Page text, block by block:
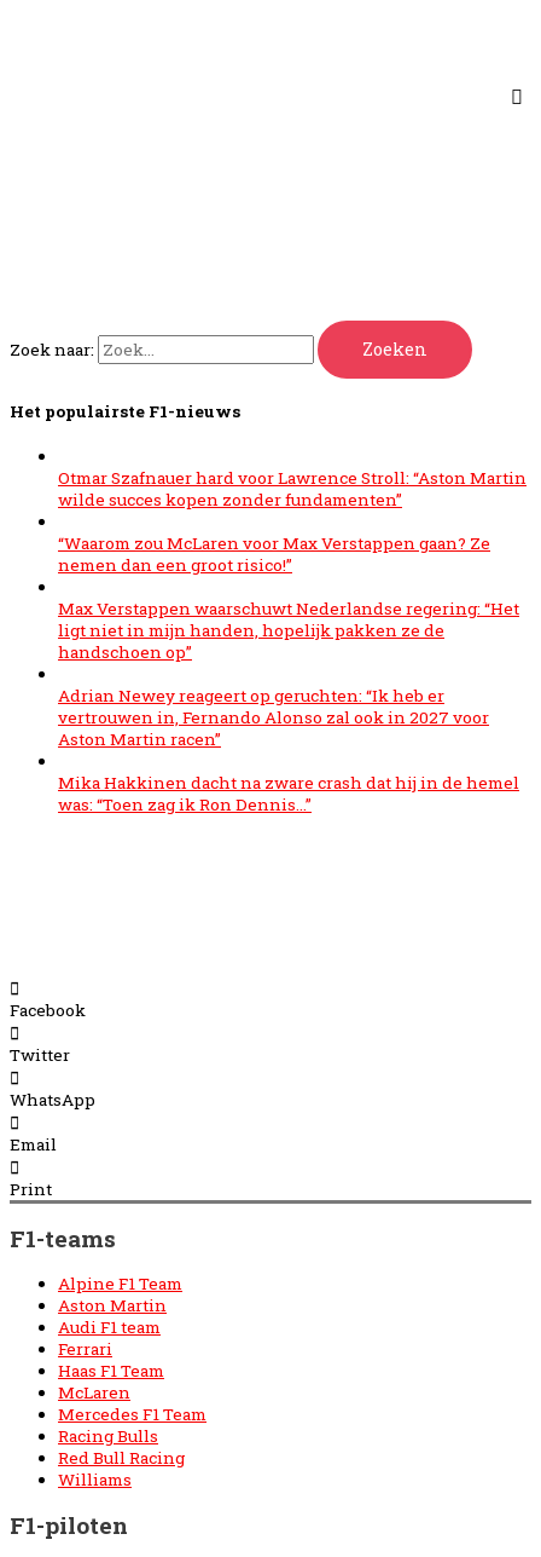
Zoek naar:
Het populairste F1-nieuws
Otmar Szafnauer hard voor Lawrence Stroll: “Aston Martin
wilde succes kopen zonder fundamenten”
“Waarom zou McLaren voor Max Verstappen gaan? Ze
nemen dan een groot risico!”
Max Verstappen waarschuwt Nederlandse regering: “Het
ligt niet in mijn handen, hopelijk pakken ze de
handschoen op”
Adrian Newey reageert op geruchten: “Ik heb er
vertrouwen in, Fernando Alonso zal ook in 2027 voor
Aston Martin racen”
Mika Hakkinen dacht na zware crash dat hij in de hemel
was: “Toen zag ik Ron Dennis…”
Facebook
Twitter
WhatsApp
Email
Print
F1-teams
Alpine F1 Team
Aston Martin
Audi F1 team
Ferrari
Haas F1 Team
McLaren
Mercedes F1 Team
Racing Bulls
Red Bull Racing
Williams
F1-piloten